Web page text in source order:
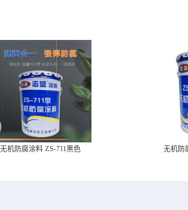
无机防腐涂料 ZS-711黑色 无机防